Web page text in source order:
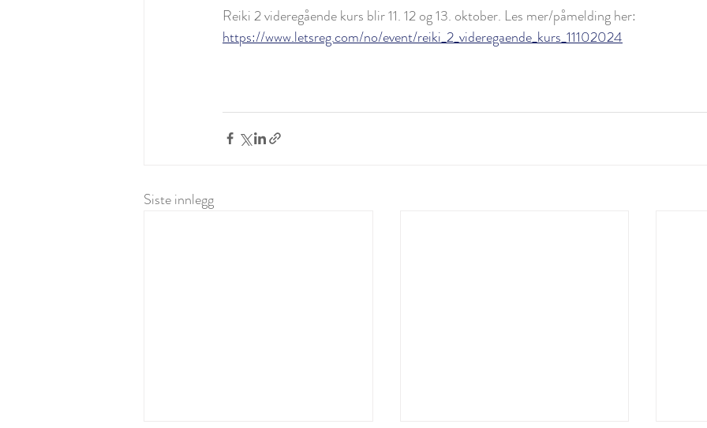
Reiki 2 videregående kurs blir 11. 12 og 13. oktober. Les mer/påmelding her:
https://www.letsreg.com/no/event/reiki_2_videregaende_kurs_11102024
Siste innlegg